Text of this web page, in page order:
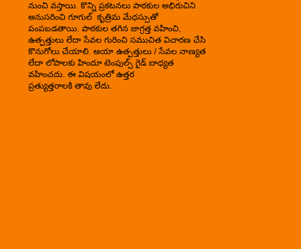
నుంచి వస్తాయి. కొన్ని ప్రకటనలు పాఠకుల అభిరుచిని
అనుసరించి గూగుల్ కృత్రిమ మేధస్సుతో
పంపబడతాయి. పాఠకుల తగిన జాగ్రత్త వహించి,
ఉత్పత్తులు లేదా సేవల గురించి సముచిత విచారణ చేసి
కొనుగోలు చేయాలి. ఆయా ఉత్పత్తులు / సేవల నాణ్యత
లేదా లోపాలకు హిందూ టెంపుల్స్ గైడ్ బాధ్యత
వహించదు. ఈ విషయంలో ఉత్తర
ప్రత్యుత్తరాలకి తావు లేదు.